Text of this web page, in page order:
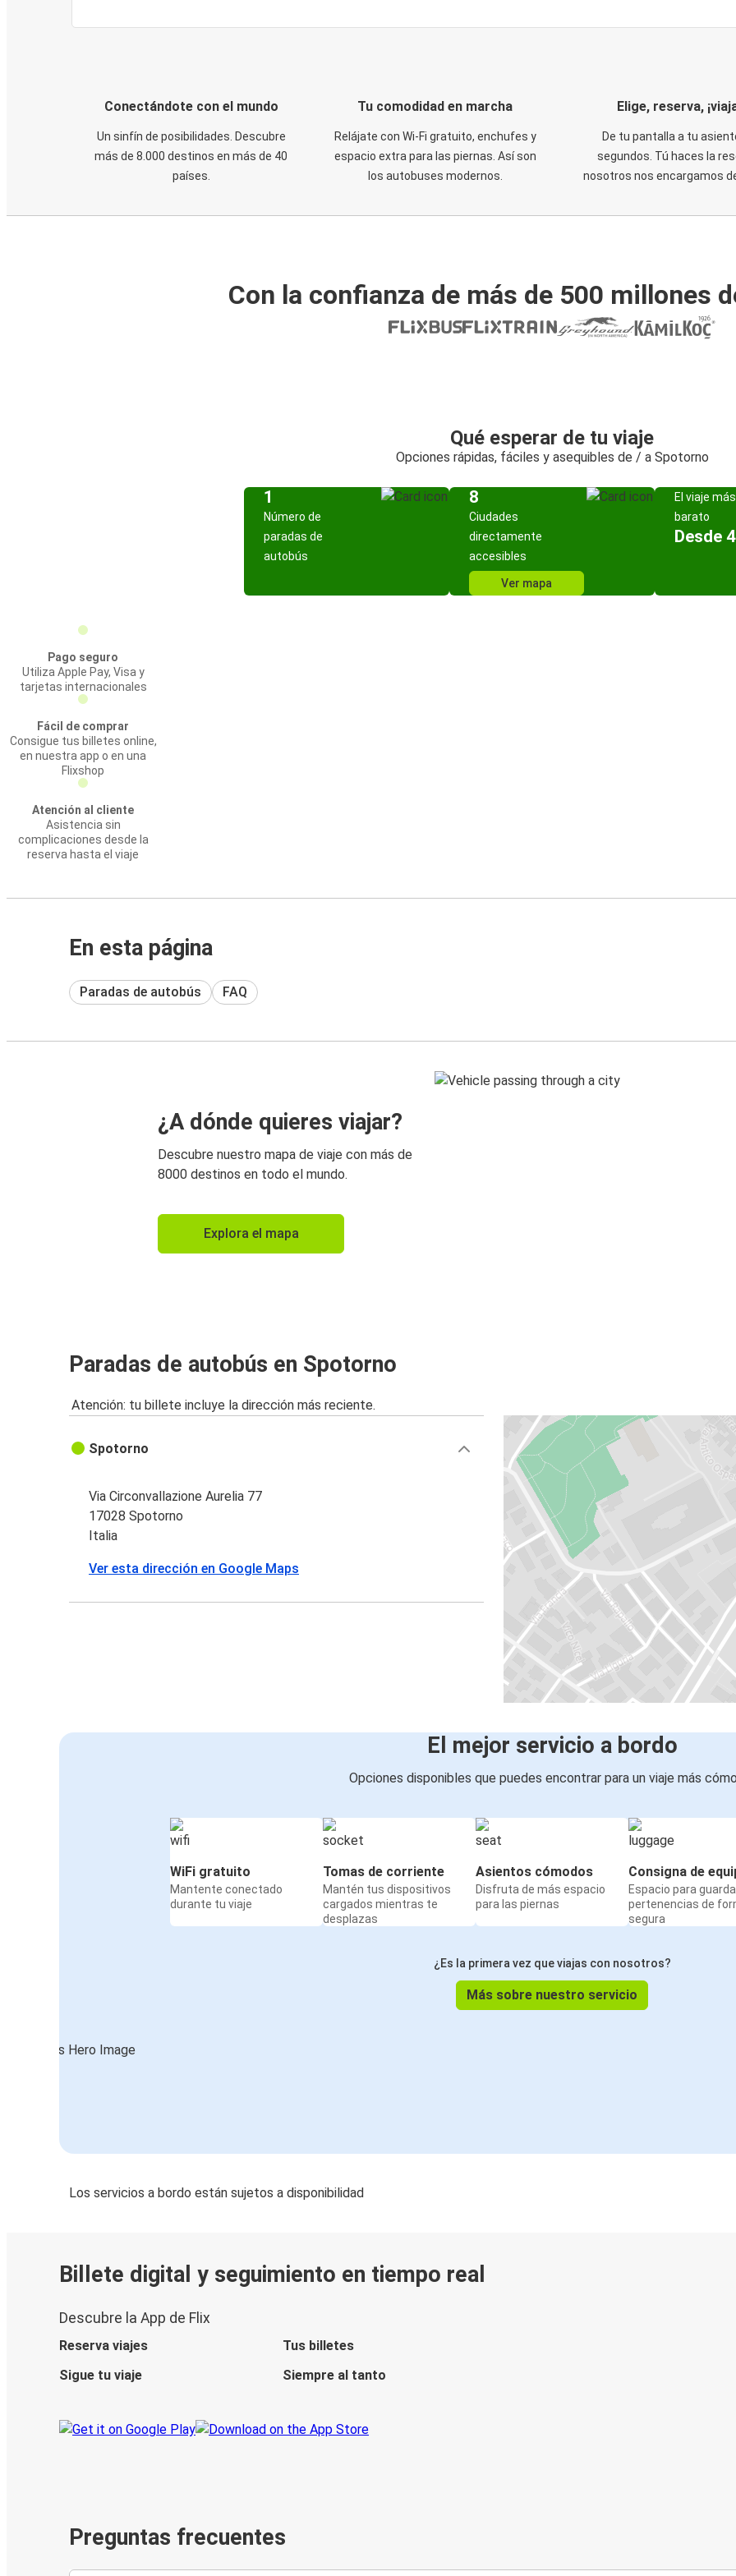
Conectándote con el mundo
Un sinfín de posibilidades. Descubre
más de 8.000 destinos en más de 40
países.
Tu comodidad en marcha
Relájate con Wi-Fi gratuito, enchufes y
espacio extra para las piernas. Así son
los autobuses modernos.
Elige, reserva,
De tu pantalla a tu
segundos. Tú haces la
nosotros nos encargamos
Con la confianza de más de 500 millones
Qué esperar de tu viaje
Opciones rápidas, fáciles y asequibles de / a Spotorno
1
Número de
paradas de
autobús
8
Ciudades
directamente
accesibles
Ver mapa
El viaje más
barato
Desde
Pago seguro
Utiliza Apple Pay, Visa y
tarjetas internacionales
Fácil de comprar
Consigue tus billetes online,
en nuestra app o en una
Flixshop
Atención al cliente
Asistencia sin
complicaciones desde la
reserva hasta el viaje
En esta página
Paradas de autobús FAQ
¿A dónde quieres viajar?
Descubre nuestro mapa de viaje con más de
8000 destinos en todo el mundo.
Explora el mapa
Paradas de autobús en Spotorno
Atención: tu billete incluye la dirección más reciente.
Spotorno
Via Circonvallazione Aurelia 77
17028 Spotorno
Italia
Ver esta dirección en Google Maps
El mejor servicio a bordo
Opciones disponibles que puedes encontrar para un viaje más
WiFi gratuito
Mantente conectado
durante tu viaje
Tomas de corriente
Mantén tus dispositivos
cargados mientras te
desplazas
Asientos cómodos
Disfruta de más espacio
para las piernas
Consigna de
Espacio para
pertenencias de
segura
¿Es la primera vez que viajas con nosotros?
Más sobre nuestro servicio
Los servicios a bordo están sujetos a disponibilidad
Billete digital y seguimiento en tiempo real
Descubre la App de Flix
Reserva viajes
Tus billetes
Sigue tu viaje
Siempre al tanto
Preguntas frecuentes